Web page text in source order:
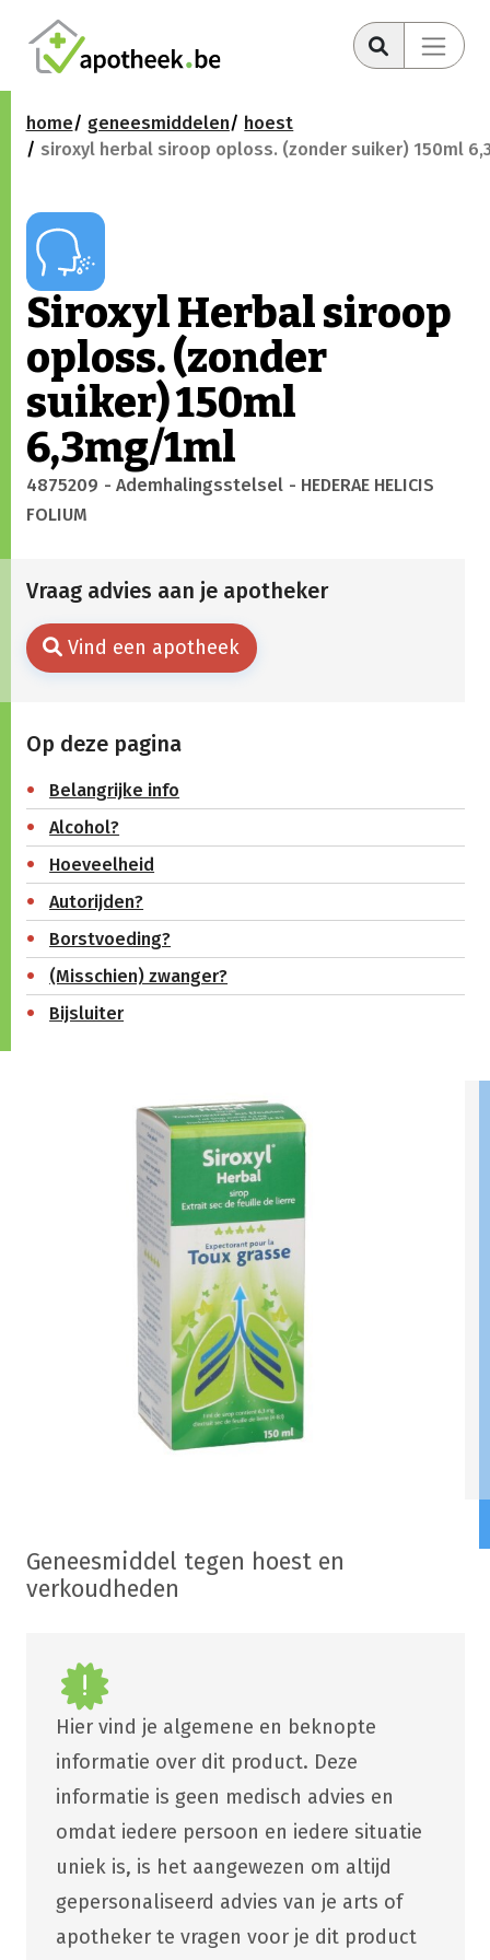
home geneesmiddelen
hoest
siroxyl herbal siroop oploss. (zonder suiker) 150ml
Siroxyl Herbal siroop
oploss. (zonder
suiker) 150ml
6,3mg/1ml
4875209 - Ademhalingsstelsel - HEDERAE HELICIS
FOLIUM
Vraag advies aan je apotheker
Vind een apotheek
Op deze pagina
Belangrijke info
Alcohol?
Hoeveelheid
Autorijden?
Borstvoeding?
(Misschien) zwanger?
Bijsluiter
Geneesmiddel tegen hoest en
verkoudheden
Hier vind je algemene en beknopte
informatie over dit product. Deze
informatie is geen medisch advies en
omdat iedere persoon en iedere situatie
uniek is, is het aangewezen om altijd
gepersonaliseerd advies van je arts of
apotheker te vragen voor je dit product